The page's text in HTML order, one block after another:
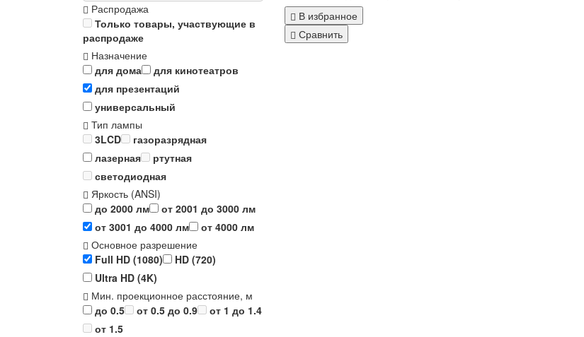
Распродажа
Только товары, участвующие в
распродаже
Назначение
для дома
для кинотеатров
для презентаций
универсальный
Тип лампы
3LCD
газоразрядная
лазерная
ртутная
светодиодная
Яркость (ANSI)
до 2000 лм
от 2001 до 3000 лм
от 3001 до 4000 лм
от 4000 лм
Основное разрешение
Full HD (1080)
HD (720)
Ultra HD (4K)
Мин. проекционное расстояние, м
до 0.5
от 0.5 до 0.9
от 1 до 1.4
от 1.5
В избранное
Сравнить